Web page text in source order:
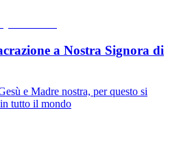
a Nostra Signora di
e Madre nostra, per questo si
tutto il mondo